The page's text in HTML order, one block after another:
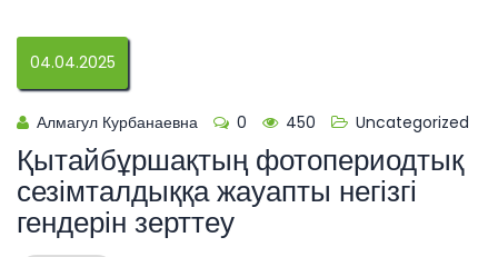
04.04.2025
Алмагул Курбанаевна 0 450 Uncategorized
Қытайбұршақтың фотопериодтық
сезімталдыққа жауапты негізгі
гендерін зерттеу